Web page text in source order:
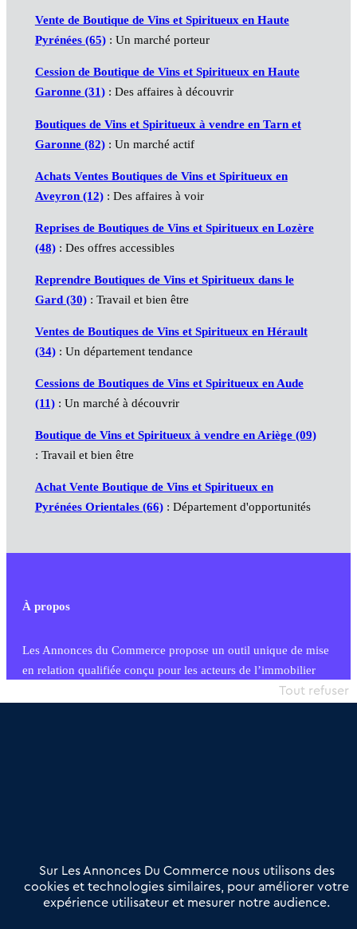
Vente de Boutique de Vins et Spiritueux en Haute
Pyrénées (65): Un marché porteur
Cession de Boutique de Vins et Spiritueux en Haute
Garonne (31): Des affaires à découvrir
Boutiques de Vins et Spiritueux à vendre en Tarn et
Garonne (82): Un marché actif
Achats Ventes Boutiques de Vins et Spiritueux en
Aveyron (12): Des affaires à voir
Reprises de Boutiques de Vins et Spiritueux en Lozère
(48): Des offres accessibles
Reprendre Boutiques de Vins et Spiritueux dans le
Gard (30): Travail et bien être
Ventes de Boutiques de Vins et Spiritueux en Hérault
(34): Un département tendance
Cessions de Boutiques de Vins et Spiritueux en Aude
(11): Un marché à découvrir
Boutique de Vins et Spiritueux à vendre en Ariège (09)
: Travail et bien être
Achat Vente Boutique de Vins et Spiritueux en
Pyrénées Orientales (66): Département d'opportunités
À propos
Les Annonces du Commerce propose un outil unique de mise
en relation qualifiée conçu pour les acteurs de l’immobilier
commercial et les collectivités territoriales, simple et intégrant
Offres Pro
Actualités
Qui sommes nous ?
Derniers articles
Sur Les Annonces Du Commerce nous utilisons des
cookies et technologies similaires, pour améliorer votre
expérience utilisateur et mesurer notre audience.
Tout refuser